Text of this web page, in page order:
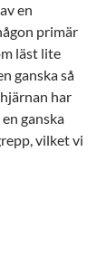
en
primär
läst lite
ganska så
har
ganska
vilket vi